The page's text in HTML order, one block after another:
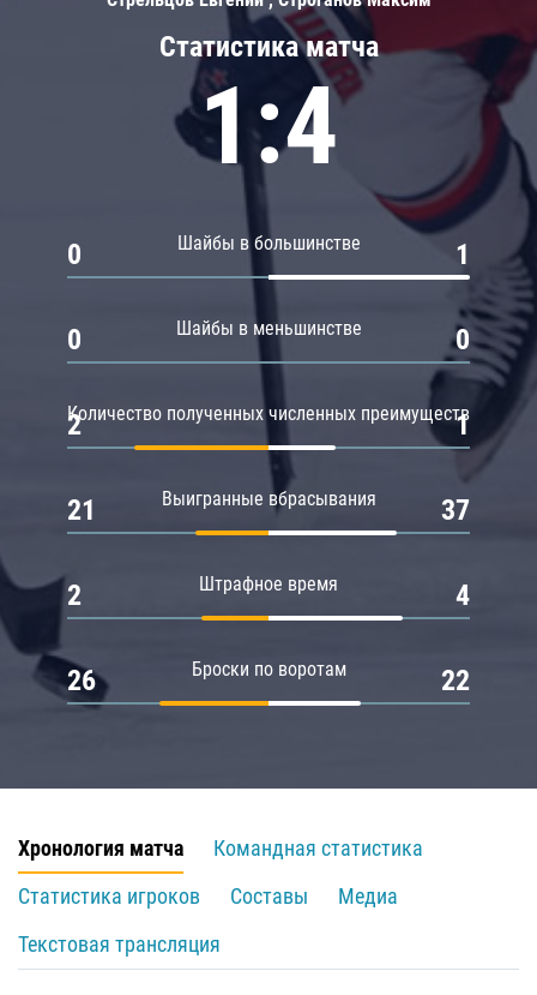
Статистика матча
1:4
Шайбы в большинстве
0 1
Шайбы в меньшинстве
0 0
Количество полученных численных преимуществ
2 1
Выигранные вбрасывания
21 37
Штрафное время
2 4
Броски по воротам
26 22
Хронология матча
Командная статистика
Статистика игроков
Составы
Медиа
Текстовая трансляция